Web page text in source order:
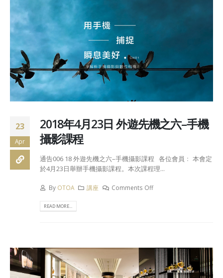
23
Apr
2018年4月23日 外遊先機之六–手機
攝影課程
通告006 18 外遊先機之六–手機攝影課程 各位會員﹕ 本會定
於4月23日舉辦手機攝影課程。本次課程理...
By OTOA 講座 Comments Off
READ MORE...